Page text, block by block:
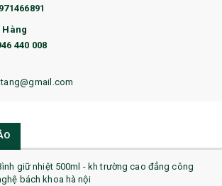
TƯỜNG
ĐÁO
Hàng
440 008
giữ nhiệt 500ml - kh trường cao đẳng công
bách khoa hà nội